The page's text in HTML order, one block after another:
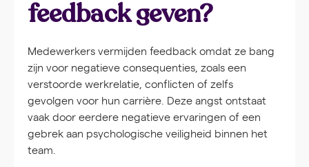
feedback geven?
Medewerkers vermijden feedback omdat ze bang
zijn voor negatieve consequenties, zoals een
verstoorde werkrelatie, conflicten of zelfs
gevolgen voor hun carrière. Deze angst ontstaat
vaak door eerdere negatieve ervaringen of een
gebrek aan psychologische veiligheid binnen het
team.